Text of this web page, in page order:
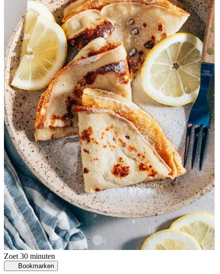
Zoet 30 minuten
Bookmarken